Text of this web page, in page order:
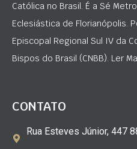
Católica no Brasil. É a Sé
Eclesiástica de Florianópolis.
Episcopal Regional Sul IV da
Bispos do Brasil (CNBB). Ler
CONTATO
Rua Esteves Júnior, 447